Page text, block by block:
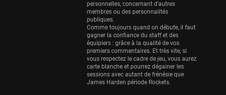
REVERSE
11 sessions
Bleues
0 sessions
personnelles, concernant d’autres
membres ou des personnalités
publiques.
Comme toujours quand on débute, il faut
gagner la confiance du staff et des
équipiers : grâce à la qualité de vos
premiers commentaires. Et très vite, si
vous respectez le cadre de jeu, vous aurez
carte blanche et pourrez dégainer les
sessions avec autant de frénésie que
James Harden période Rockets.